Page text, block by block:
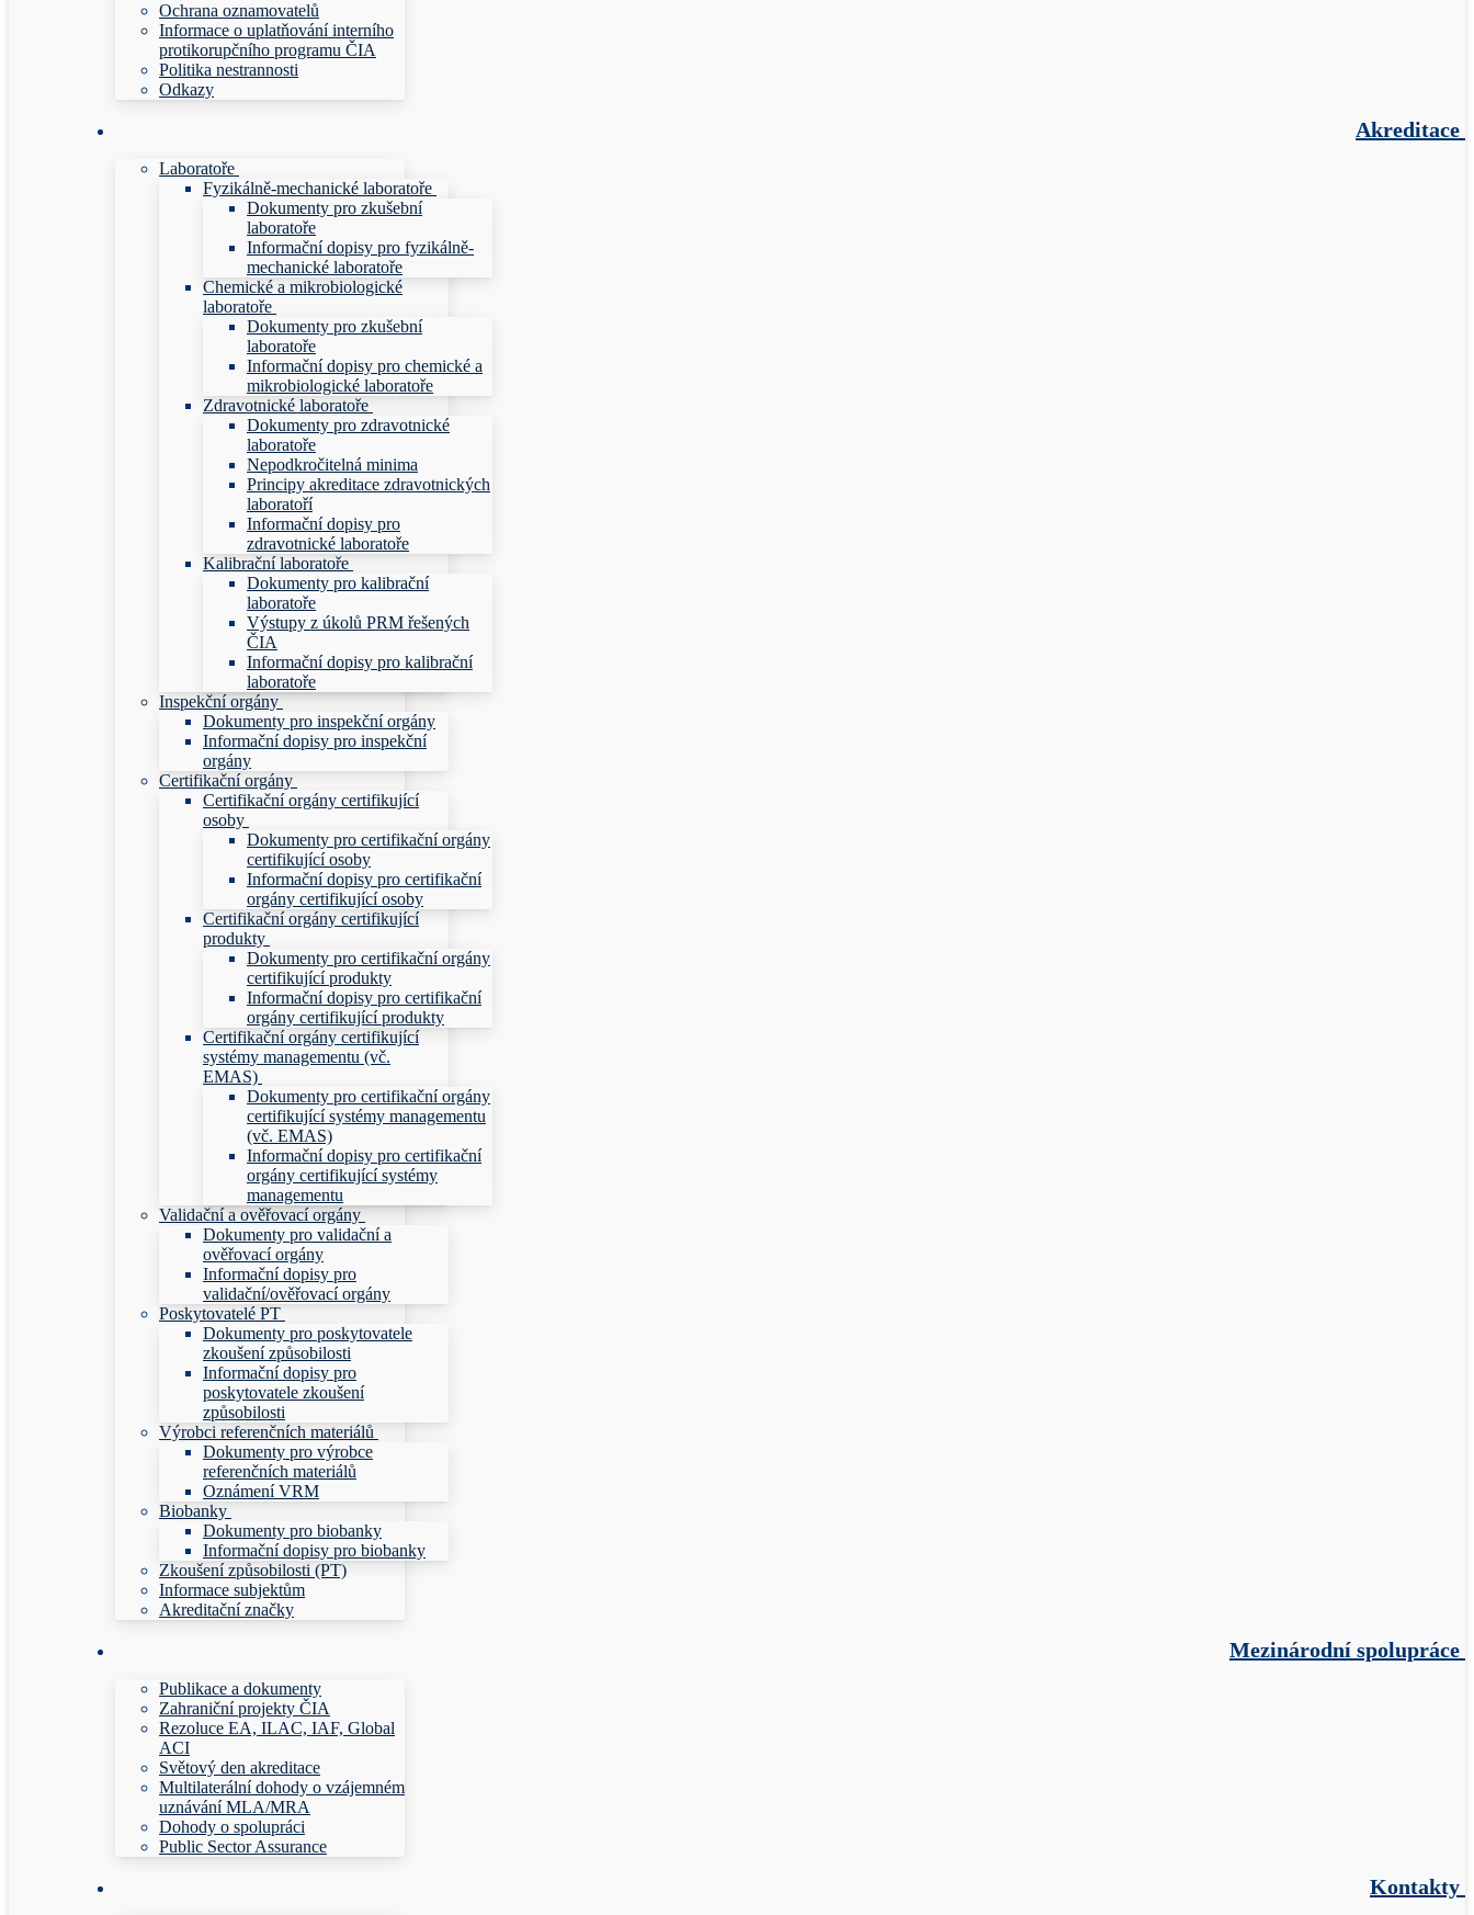
Ochrana oznamovatelů
Informace o uplatňování interního
protikorupčního programu ČIA
Politika nestrannosti
Odkazy
Akreditace
Laboratoře
Fyzikálně-mechanické laboratoře
Dokumenty pro zkušební
laboratoře
Informační dopisy pro fyzikálně-
mechanické laboratoře
Chemické a mikrobiologické
laboratoře
Dokumenty pro zkušební
laboratoře
Informační dopisy pro chemické a
mikrobiologické laboratoře
Zdravotnické laboratoře
Dokumenty pro zdravotnické
laboratoře
Nepodkročitelná minima
Principy akreditace zdravotnických
laboratoří
Informační dopisy pro
zdravotnické laboratoře
Kalibrační laboratoře
Dokumenty pro kalibrační
laboratoře
Výstupy z úkolů PRM řešených
ČIA
Informační dopisy pro kalibrační
laboratoře
Inspekční orgány
Dokumenty pro inspekční orgány
Informační dopisy pro inspekční
orgány
Certifikační orgány
Certifikační orgány certifikující
osoby
Dokumenty pro certifikační orgány
certifikující osoby
Informační dopisy pro certifikační
orgány certifikující osoby
Certifikační orgány certifikující
produkty
Dokumenty pro certifikační orgány
certifikující produkty
Informační dopisy pro certifikační
orgány certifikující produkty
Certifikační orgány certifikující
systémy managementu (vč.
EMAS)
Dokumenty pro certifikační orgány
certifikující systémy managementu
(vč. EMAS)
Informační dopisy pro certifikační
orgány certifikující systémy
managementu
Validační a ověřovací orgány
Dokumenty pro validační a
ověřovací orgány
Informační dopisy pro
validační/ověřovací orgány
Poskytovatelé PT
Dokumenty pro poskytovatele
zkoušení způsobilosti
Informační dopisy pro
poskytovatele zkoušení
způsobilosti
Výrobci referenčních materiálů
Dokumenty pro výrobce
referenčních materiálů
Oznámení VRM
Biobanky
Dokumenty pro biobanky
Informační dopisy pro biobanky
Zkoušení způsobilosti (PT)
Informace subjektům
Akreditační značky
Mezinárodní spolupráce
Publikace a dokumenty
Zahraniční projekty ČIA
Rezoluce EA, ILAC, IAF, Global
ACI
Světový den akreditace
Multilaterální dohody o vzájemném
uznávání MLA/MRA
Dohody o spolupráci
Public Sector Assurance
Kontakty